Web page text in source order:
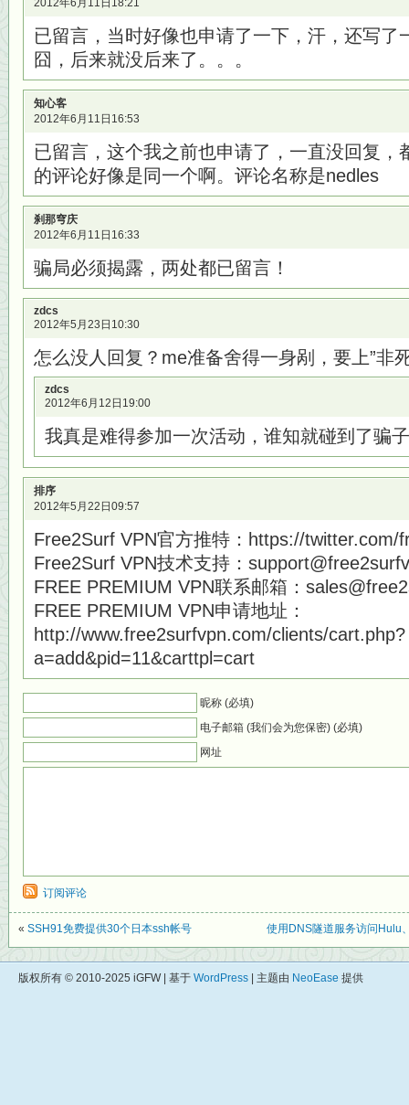
2012年6月11日18:21
已留言，当时好像也申请了一下，汗，还写了
囧，后来就没后来了。。。
知心客
2012年6月11日16:53
已留言，这个我之前也申请了，一直没回复，
的评论好像是同一个啊。评论名称是nedles
刹那穹庆
2012年6月11日16:33
骗局必须揭露，两处都已留言！
zdcs
2012年5月23日10:30
怎么没人回复？me准备舍得一身剐，要上”非
zdcs
2012年6月12日19:00
我真是难得参加一次活动，谁知就碰到了骗
排序
2012年5月22日09:57
Free2Surf VPN官方推特：https://twitter.com/
Free2Surf VPN技术支持：
FREE PREMIUM VPN联系邮箱：
FREE PREMIUM VPN申请地址：
http://www.free2surfvpn.com/clients/cart.php?
a=add&pid=11&carttpl=cart
昵称 (必填)
电子邮箱 (我们会为您保密) (必填)
网址
订阅评论
« SSH91免费提供30个日本ssh帐号 使用DNS隧道服务访问Hulu
版权所有 © 2010-2025 iGFW | 基于 WordPress | 主题由 NeoEase 提供